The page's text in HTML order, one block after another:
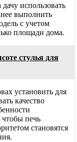
использовать
выполнить
с учетом
площади дома.
стулья для
установить для
качество
чтобы печь
становятся